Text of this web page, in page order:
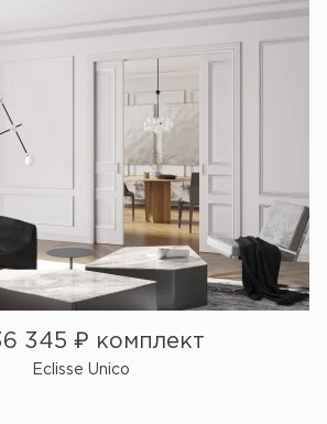
345 ₽ комплект
Eclisse Unico